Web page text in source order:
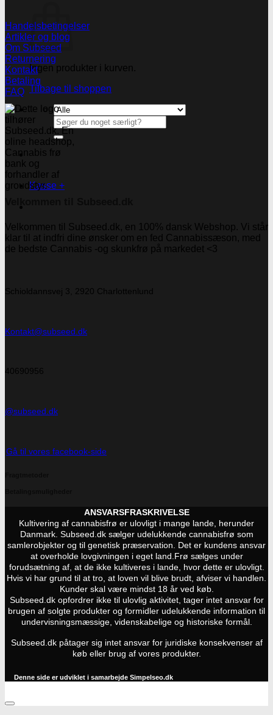
Ingen produkter i kurven.
Tilbage til shoppen
Søg
efter:
Kasse +
Handelsbetingelser
Artikler og blog
Om Subseed
Returnering
Kontakt
Betaling
FAQ
Velkommen til Subseed.dk, en 100% dansk Webshop. Vi står
klar til at indfri dine ønsker om en fed Cannabissæson, med
de bedste Cannabis -og skunkfrø på markedet <3
Schioldannsvej 3, 2920 Charlottenlund
Kontakt@subseed.dk
40690956
@subseed.dk
Gå til vores facebook-side
ANSVARSFRASKRIVELSE
Kultivering af cannabisfrø er ulovligt i mange lande, herunder
Danmark. Subseed.dk sælger udelukkende cannabisfrø som
samlerobjekter og til genetisk præservation. Det er kundens ansvar
at overholde lovgivningen i eget land. Frø sælges under
forudsætning af, at de ikke kultiveres i lande, hvor dette er ulovligt.
Hvis vi har grund til at tro, at loven vil blive brudt, afviser vi handlen.
Kunder skal være mindst 18 år ved køb.
Subseed.dk opfordrer ikke til ulovlig aktivitet, tager intet ansvar for
brugen af solgte produkter og formidler udelukkende information til
undervisningsmæssige, videnskabelige og historiske formål.
Subseed.dk påtager sig intet ansvar for juridiske konsekvenser af
køb eller brug af vores produkter.
Denne side er udviklet i samarbejde Simpelseo.dk